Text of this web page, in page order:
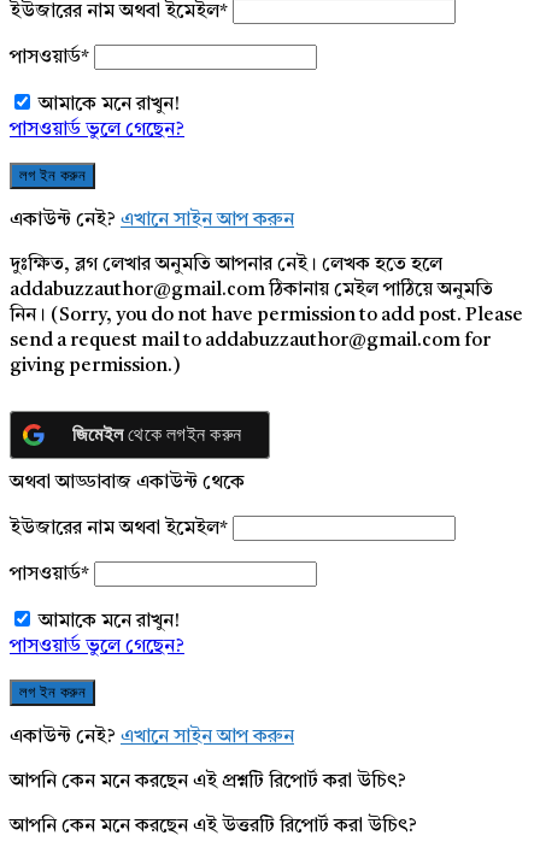
ইউজারের নাম অথবা ইমেইল*
পাসওয়ার্ড*
আমাকে মনে রাখুন!
পাসওয়ার্ড ভুলে গেছেন?
একাউন্ট নেই? এখানে সাইন আপ করুন
দুঃক্ষিত, ব্লগ লেখার অনুমতি আপনার নেই। লেখক হতে হলে
addabuzzauthor@gmail.com ঠিকানায় মেইল পাঠিয়ে অনুমতি
নিন। (Sorry, you do not have permission to add post. Please
send a request mail to addabuzzauthor@gmail.com for
giving permission.)
জিমেইলথেকে লগইন করুন
অথবা আড্ডাবাজ একাউন্ট থেকে
ইউজারের নাম অথবা ইমেইল*
পাসওয়ার্ড*
আমাকে মনে রাখুন!
পাসওয়ার্ড ভুলে গেছেন?
একাউন্ট নেই? এখানে সাইন আপ করুন
আপনি কেন মনে করছেন এই প্রশ্নটি রিপোর্ট করা উচিৎ?
আপনি কেন মনে করছেন এই উত্তরটি রিপোর্ট করা উচিৎ?